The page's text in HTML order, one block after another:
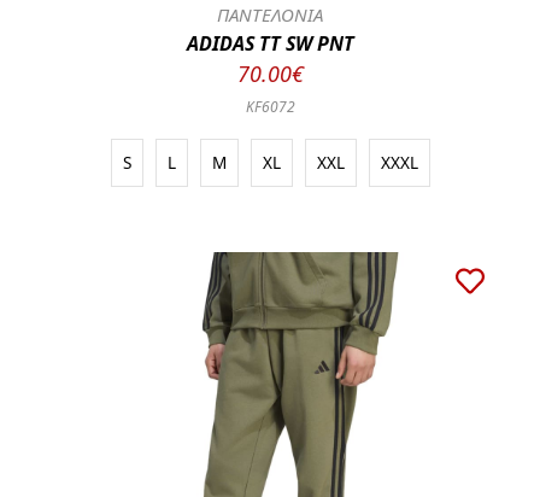
ΠΑΝΤΕΛΟΝΙΑ
ADIDAS TT SW PNT
70.00€
KF6072
S L M XL XXL XXXL